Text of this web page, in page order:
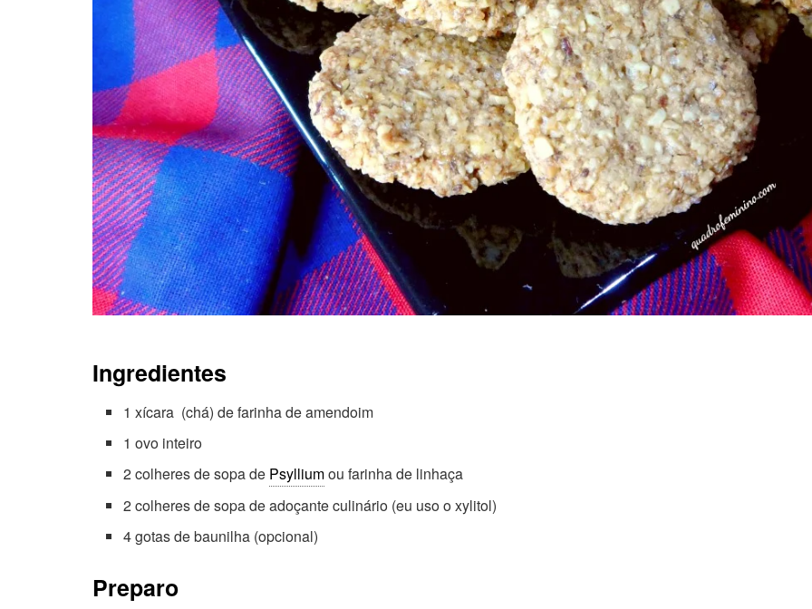
Ingredientes
1 xícara (chá) de farinha de amendoim
1 ovo inteiro
2 colheres de sopa de Psylliumou farinha de linhaça
2 colheres de sopa de adoçante culinário (eu uso o xylitol)
4 gotas de baunilha (opcional)
Preparo